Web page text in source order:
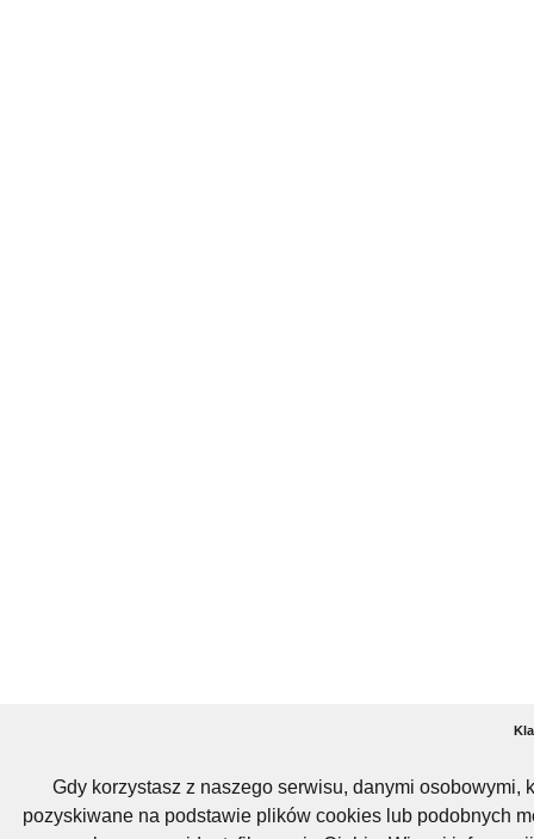
Gdy korzystasz z naszego serwisu, danymi osobowymi,
pozyskiwane na podstawie plików cookies lub podobnych